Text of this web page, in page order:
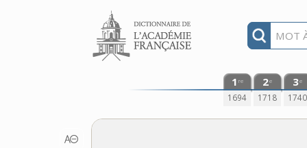
Aller au contenu
1 re
1694
2e
1718
3e
1740